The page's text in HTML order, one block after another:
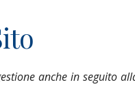
anche in seguito